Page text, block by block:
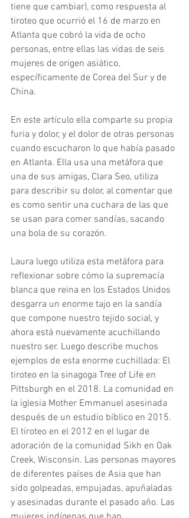
tiene que cambiar), como respuesta al
tiroteo que ocurrió el 16 de marzo en
Atlanta que cobró la vida de ocho
personas, entre ellas las vidas de seis
mujeres de origen asiático,
específicamente de Corea del Sur y de
China.
En este artículo ella comparte su propia
furia y dolor, y el dolor de otras personas
cuando escucharon lo que había pasado
en Atlanta. Ella usa una metáfora que
una de sus amigas, Clara Seo, utiliza
para describir su dolor, al comentar que
es como sentir una cuchara de las que
se usan para comer sandías, sacando
una bola de su corazón.
Laura luego utiliza esta metáfora para
reflexionar sobre cómo la supremacía
blanca que reina en los Estados Unidos
desgarra un enorme tajo en la sandía
que compone nuestro tejido social, y
ahora está nuevamente acuchillando
nuestro ser. Luego describe muchos
ejemplos de esta enorme cuchillada: El
tiroteo en la sinagoga Tree of Life en
Pittsburgh en el 2018. La comunidad en
la iglesia Mother Emmanuel asesinada
después de un estudio bíblico en 2015.
El tiroteo en el 2012 en el lugar de
adoración de la comunidad Sikh en Oak
Creek, Wisconsin. Las personas mayores
de diferentes países de Asia que han
sido golpeadas, empujadas, apuñaladas
y asesinadas durante el pasado año. Las